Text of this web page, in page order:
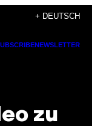
+ DEUTSCH
NEWSLETTER
zu